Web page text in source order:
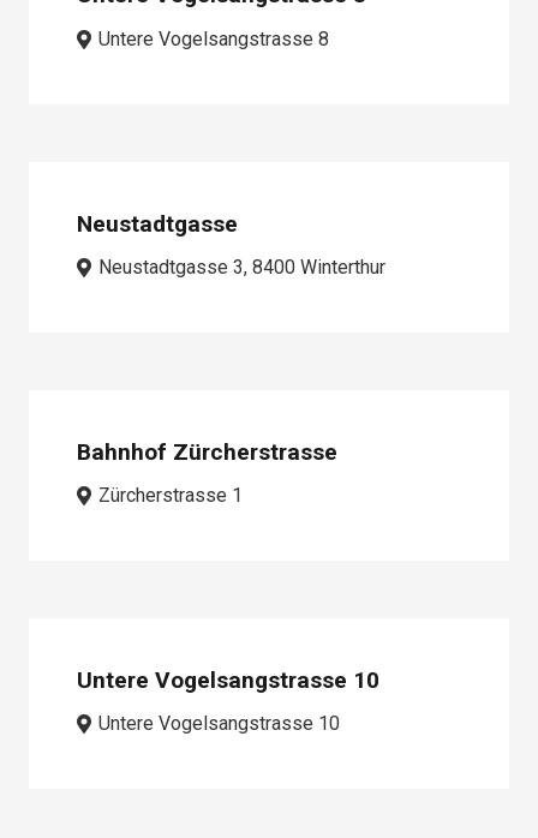
Untere Vogelsangstrasse 8
Neustadtgasse
Neustadtgasse 3, 8400 Winterthur
Bahnhof Zürcherstrasse
Zürcherstrasse 1
Untere Vogelsangstrasse 10
Untere Vogelsangstrasse 10